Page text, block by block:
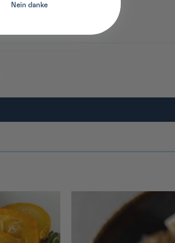
Nein danke